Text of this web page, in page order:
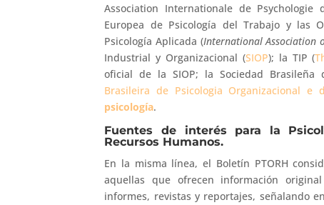
Association Internationale de
Europea de Psicología del Trabajo y las
Psicología Aplicada (International Association
Industrial y Organizacional (SIOP); la TIP (
oficial de la SIOP; la Sociedad Brasileña
Brasileira de Psicologia Organizacional e
psicología.
Fuentes de interés para la
Recursos Humanos.
En la misma línea, el Boletín PTORH
aquellas que ofrecen información
informes, revistas y reportajes, señalando